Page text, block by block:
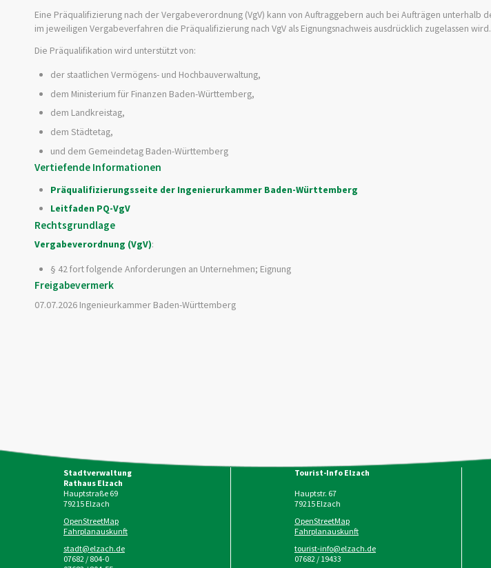
Eine Präqualifizierung nach der Vergabeverordnung (VgV) kann von Auftraggebern auch bei Aufträgen
im jeweiligen Vergabeverfahren die Präqualifizierung nach VgV als Eignungsnachweis ausdrücklich zugelassen wird.
Die Präqualifikation wird unterstützt von:
der staatlichen Vermögens- und Hochbauverwaltung,
dem Ministerium für Finanzen Baden-Württemberg,
dem Landkreistag,
dem Städtetag,
und dem Gemeindetag Baden-Württemberg
Vertiefende Informationen
Präqualifizierungsseite der Ingenierurkammer Baden-Württemberg
Leitfaden PQ-VgV
Rechtsgrundlage
Vergabeverordnung (VgV):
§ 42 fort folgende Anforderungen an Unternehmen; Eignung
Freigabevermerk
07.07.2026 Ingenieurkammer Baden-Württemberg
Stadtverwaltung
Rathaus Elzach
Hauptstraße 69
79215Elzach
OpenStreetMap
Fahrplanauskunft
stadt@elzach.de
07682 / 804-0
Tourist-Info Elzach
Hauptstr. 67
79215Elzach
OpenStreetMap
Fahrplanauskunft
tourist-info@elzach.de
07682 / 19433